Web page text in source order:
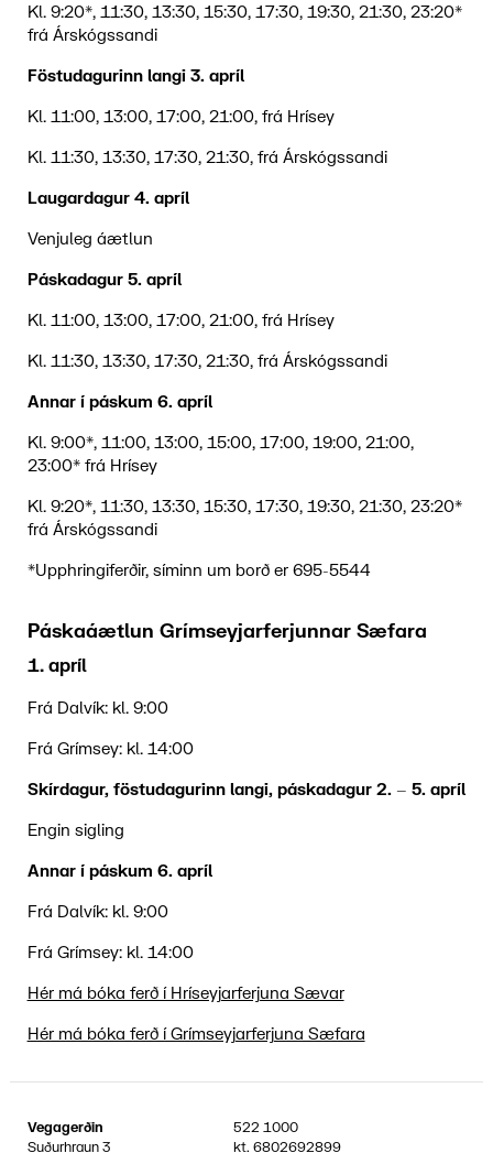
Kl. 9:20*, 11:30, 13:30, 15:30, 17:30, 19:30, 21:30, 23:20*
frá Árskógssandi
Föstudagurinn langi 3. apríl
Kl. 11:00, 13:00, 17:00, 21:00, frá Hrísey
Kl. 11:30, 13:30, 17:30, 21:30, frá Árskógssandi
Laugardagur 4. apríl
Venjuleg áætlun
Páskadagur 5. apríl
Kl. 11:00, 13:00, 17:00, 21:00, frá Hrísey
Kl. 11:30, 13:30, 17:30, 21:30, frá Árskógssandi
Annar í páskum 6. apríl
Kl. 9:00*, 11:00, 13:00, 15:00, 17:00, 19:00, 21:00,
23:00* frá Hrísey
Kl. 9:20*, 11:30, 13:30, 15:30, 17:30, 19:30, 21:30, 23:20*
frá Árskógssandi
*Upphringiferðir, síminn um borð er 695-5544
Páskaáætlun Grímseyjarferjunnar Sæfara
1. apríl
Frá Dalvík: kl. 9:00
Frá Grímsey: kl. 14:00
Skírdagur, föstudagurinn langi, páskadagur 2. – 5. apríl
Engin sigling
Annar í páskum 6. apríl
Frá Dalvík: kl. 9:00
Frá Grímsey: kl. 14:00
Hér má bóka ferð í Hríseyjarferjuna Sævar
Hér má bóka ferð í Grímseyjarferjuna Sæfara
Vegagerðin
Suðurhraun 3
522 1000
kt.6802692899